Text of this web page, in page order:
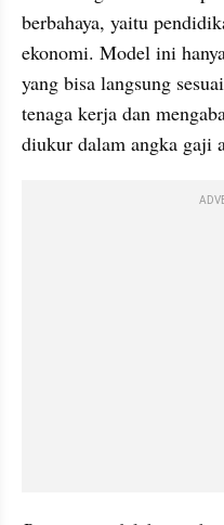
berbahaya, yaitu
ekonomi. Model ini
yang bisa langsung
tenaga kerja dan
diukur dalam angka gaji